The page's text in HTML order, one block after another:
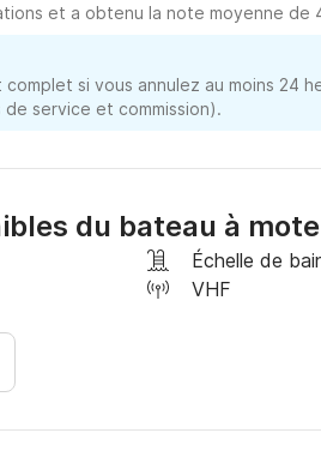
et a obtenu la note moyenne
si vous annulez au moins 24
service et commission).
du bateau à
Échelle de
VHF